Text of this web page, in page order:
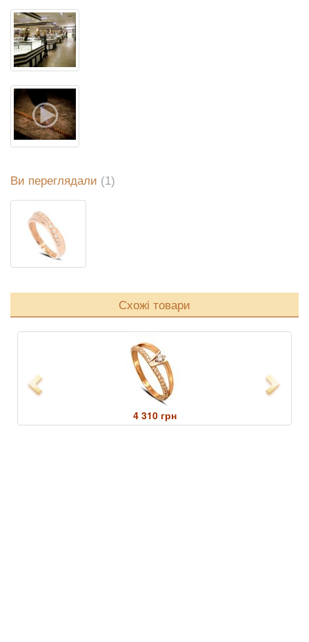
Ви переглядали (1)
Схожі товари
Previous
4 310 грн
Next